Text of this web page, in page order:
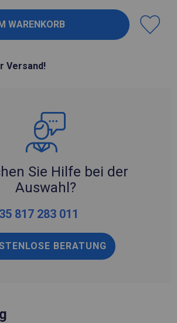
Versand!
Sie Hilfe bei der
Auswahl?
817 283 011
BERATUNG